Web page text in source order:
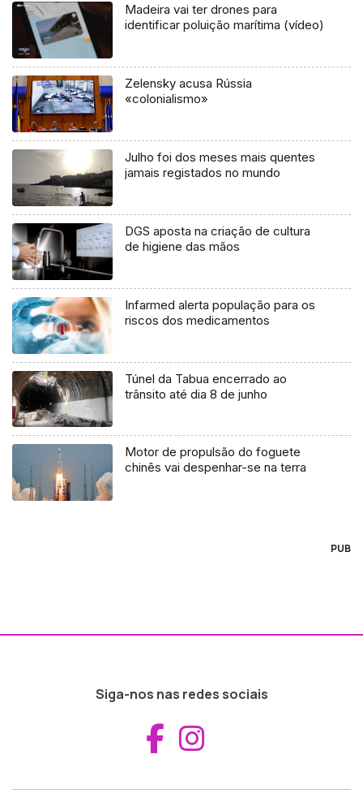
Madeira vai ter drones para
identificar poluição marítima (vídeo)
Zelensky acusa Rússia
«colonialismo»
Julho foi dos meses mais quentes
jamais registados no mundo
DGS aposta na criação de cultura
de higiene das mãos
Infarmed alerta população para os
riscos dos medicamentos
Túnel da Tabua encerrado ao
trânsito até dia 8 de junho
Motor de propulsão do foguete
chinês vai despenhar-se na terra
PUB
Siga-nos nas redes sociais
Aceder ao